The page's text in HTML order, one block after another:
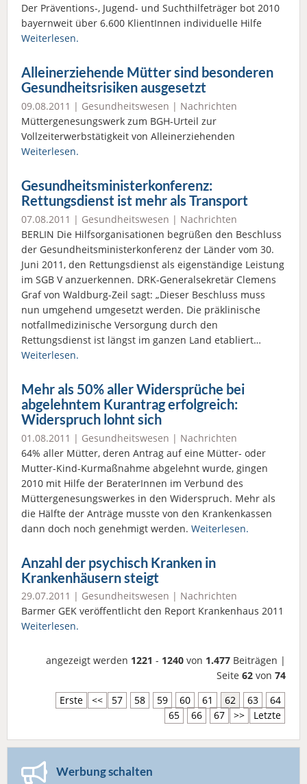
Der Präventions-, Jugend- und Suchthilfeträger bot 2010
bayernweit über 6.600 KlientInnen individuelle Hilfe
Weiterlesen.
Alleinerziehende Mütter sind besonderen
Gesundheitsrisiken ausgesetzt
09.08.2011 | Gesundheitswesen | Nachrichten
Müttergenesungswerk zum BGH-Urteil zur
Vollzeiterwerbstätigkeit von Alleinerziehenden
Weiterlesen.
Gesundheitsministerkonferenz:
Rettungsdienst ist mehr als Transport
07.08.2011 | Gesundheitswesen | Nachrichten
BERLIN Die Hilfsorganisationen begrüßen den Beschluss
der Gesundheitsministerkonferenz der Länder vom 30.
Juni 2011, den Rettungsdienst als eigenständige Leistung
im SGB V anzuerkennen. DRK-Generalsekretär Clemens
Graf von Waldburg-Zeil sagt: „Dieser Beschluss muss
nun umgehend umgesetzt werden. Die präklinische
notfallmedizinische Versorgung durch den
Rettungsdienst ist längst im ganzen Land etabliert…
Weiterlesen.
Mehr als 50% aller Widersprüche bei
abgelehntem Kurantrag erfolgreich:
Widerspruch lohnt sich
01.08.2011 | Gesundheitswesen | Nachrichten
64% aller Mütter, deren Antrag auf eine Mütter- oder
Mutter-Kind-Kurmaßnahme abgelehnt wurde, gingen
2010 mit Hilfe der BeraterInnen im Verbund des
Müttergenesungswerkes in den Widerspruch. Mehr als
die Hälfte der Anträge musste von den Krankenkassen
dann doch noch genehmigt werden. Weiterlesen.
Anzahl der psychisch Kranken in
Krankenhäusern steigt
29.07.2011 | Gesundheitswesen | Nachrichten
Barmer GEK veröffentlicht den Report Krankenhaus 2011
Weiterlesen.
angezeigt werden 1221 - 1240 von 1.477 Beiträgen |
Seite 62 von 74
Erste
<< 57 58 59 60 61 62 63
64
65
66 67 >> Letzte
Werbung schalten